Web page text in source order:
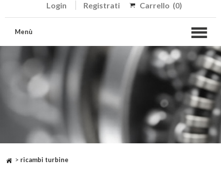
Login Registrati Carrello (0)
Menù
> ricambi turbine